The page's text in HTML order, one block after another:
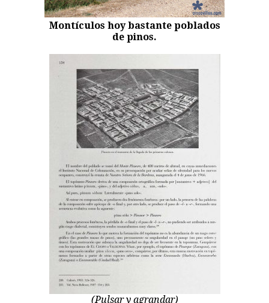
Montículos hoy bastante poblados
de pinos.
(Pulsar y agrandar)